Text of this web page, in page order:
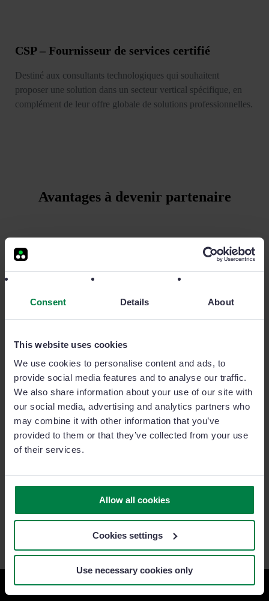
Consent Details About
This website uses cookies
We use cookies to personalise content and ads, to
provide social media features and to analyse our traffic.
We also share information about your use of our site with
our social media, advertising and analytics partners who
may combine it with other information that you’ve
provided to them or that they’ve collected from your use
of their services.
Allow all cookies
Cookies settings
Use necessary cookies only
CSP – Fournisseur de services certifié
Destiné aux consultants technologiques qui souhaitent
proposer une solution dans un secteur vertical spécifique, en
complément de leur offre globale de solutions professionnelles.
Avantages à devenir partenaire
Bénéficiez de primes et de bonus supplémentaires pour
d’affaires en générant davantage d’heures de conseil et de
maintenance.
Mettez en votre proposition unique auprès des clients avec
Sage Sales Management, le CRM mobile leader du marché.
Développez des projets de transformation numérique pour
préparer les entreprises d'aujourd'hui à relever les défis de
demain.
Participez aux sessions de planification des activités et à
accédez au marché mondial du CRM, avec une croissance
interannuelle de l’ordre de 14 %.